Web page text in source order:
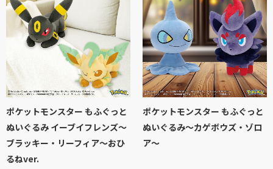
ポケットモンスター もふぐっと
ぬいぐるみ イーブイフレンズ～
ブラッキー・リーフィア～おひ
るねver.
ポケットモンスター もふぐっと
ぬいぐるみ～カゲボウズ・ゾロ
ア～